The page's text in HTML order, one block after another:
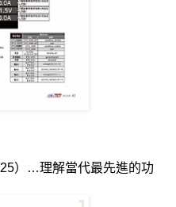
25）…理解當代最先進的功